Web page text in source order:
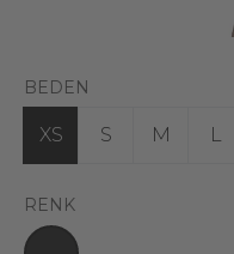
BEDEN
XS S M L
RENK